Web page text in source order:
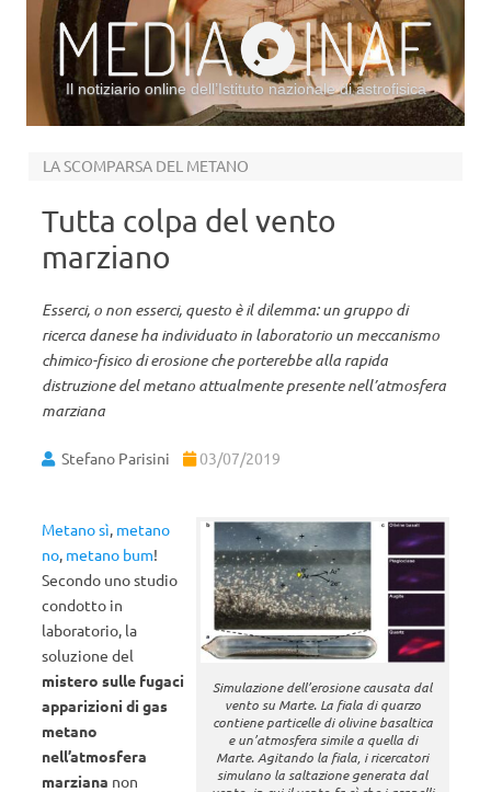
Il notiziario online dell’Istituto nazionale di astrofisica
LA SCOMPARSA DEL METANO
Tutta colpa del vento
marziano
Esserci, o non esserci, questo è il dilemma: un gruppo di
ricerca danese ha individuato in laboratorio un meccanismo
chimico-fisico di erosione che porterebbe alla rapida
distruzione del metano attualmente presente nell’atmosfera
marziana
Stefano Parisini 03/07/2019
Simulazione dell’erosione causata dal
vento su Marte. La fiala di quarzo
contiene particelle di olivine basaltica
e un’atmosfera simile a quella di
Marte. Agitando la fiala, i ricercatori
simulano la saltazione generata dal
Metano sì, metano
no, metano bum!
Secondo uno studio
condotto in
laboratorio, la
soluzione del
mistero sulle fugaci
apparizioni di gas
metano
nell’atmosfera
marziana non